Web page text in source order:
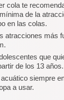
cola te
de la
en las colas.
atracciones más
que
de los 13 años.
siempre
a usar.